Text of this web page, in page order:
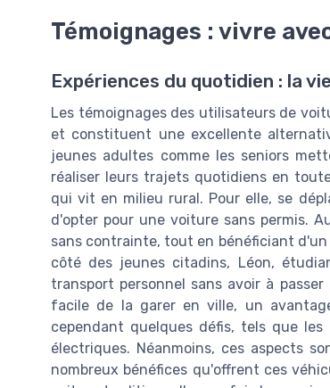
Témoignages : vivre
Expériences du quotidien : la
Les témoignages des utilisateurs de
et constituent une excellente
jeunes adultes comme les seniors
réaliser leurs trajets quotidiens en
qui vit en milieu rural. Pour elle, se
d'opter pour une voiture sans permis.
sans contrainte, tout en bénéficiant
côté des jeunes citadins, Léon,
transport personnel sans avoir à
facile de la garer en ville, un
cependant quelques défis, tels que
électriques. Néanmoins, ces aspects
nombreux bénéfices qu'offrent ces